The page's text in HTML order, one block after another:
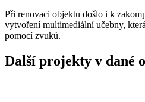
Při renovaci objektu došlo i k
vytvoření multimediální učebny,
pomocí zvuků.
Další projekty v dané